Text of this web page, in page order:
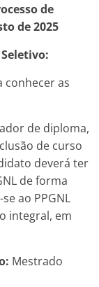
de
de 2025
conhecer as
de diploma,
de curso
deverá ter
de forma
ao PPGNL
integral, em
Mestrado